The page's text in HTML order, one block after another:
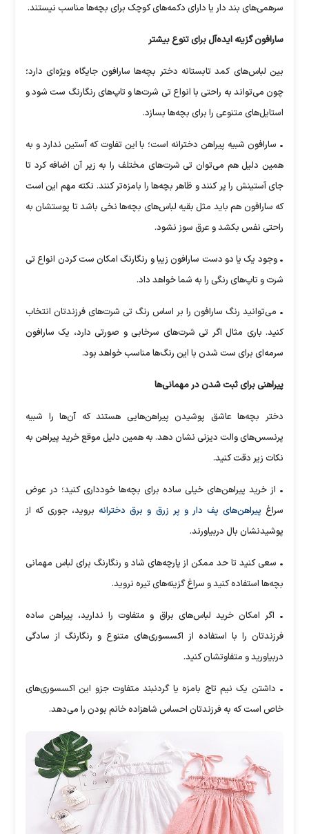
سرهمی‌های بند دار یا دارای دکمه‌های کوچک برای بچه‌ها مناسب نیستند.
سارافون گزینه ایده‌آل برای تنوع بیشتر
بین لباس‌های کمد تابستانه دختر بچه‌ها سارافون جایگاه ویژه‌ای دارد؛
چون می‌تواند به راحتی با انواع تی شرت‌ها و تاپ‌های رنگارنگ ست شود و
استایل‌های متنوعی را برای بچه‌ها بسازد.
• سارافون شبیه پیراهن دخترانه است؛ با این تفاوت که آستین ندارد و به
همین دلیل هم می‌توان تی شرت‌های مختلف را به زیر آن اضافه کرد تا
جای آستینش را پر کنند و ظاهر بچه‌ها را بامزه‌تر کنند. نکته مهم این است
که سارافون هم باید مثل بقیه لباس‌های بچه‌ها نخی باشد تا پوستشان به
راحتی نفس بکشد و عرق سوز نشود.
• وجود یک یا دو دست سارافون زیبا و رنگارنگ امکان ست کردن انواع تی
شرت و تاپ‌های رنگی را به شما خواهد داد.
• می‌‎توانید رنگ سارافون را بر اساس رنگ تی شرت‌های فرزندتان انتخاب
کنید. باری مثال اگر تی شرت‌های سرخابی و صورتی دارد، یک سارافون
سرمه‌ای برای ست شدن با این رنگ‌ها مناسب خواهد بود.
پیراهنی برای ثبت شدن در مهمانی‌ها
دختر بچه‌ها عاشق پوشیدن پیراهن‌هایی هستند که آن‌ها را شبیه
پرنسس‌های والت دیزنی نشان دهد. به همین دلیل موقع خرید پیراهن به
نکات زیر دقت کنید.
• از خرید پیراهن‌های خیلی ساده برای بچه‌ها خودداری کنید؛ در عوض
سراغ پیراهن‌های پف دار و پر زرق و برق دخترانه بروید، جوری که از
پوشیدنشان بال دربیاورند.
• سعی کنید تا حد ممکن از پارچه‌های شاد و رنگارنگ برای لباس مهمانی
بچه‌ها استفاده کنید و سراغ گزینه‌های تیره نروید.
• اگر امکان خرید لباس‌های براق و متفاوت را ندارید، پیراهن ساده
فرزندتان را با استفاده از اکسسوری‌های متنوع و رنگارنگ از سادگی
دربیاورید و متفاوتشان کنید.
• داشتن یک نیم تاج بامزه یا گردنبند متفاوت جزو این اکسسوری‌های
خاص است که به فرزندتان احساس شاهزاده خانم بودن را می‌دهد.